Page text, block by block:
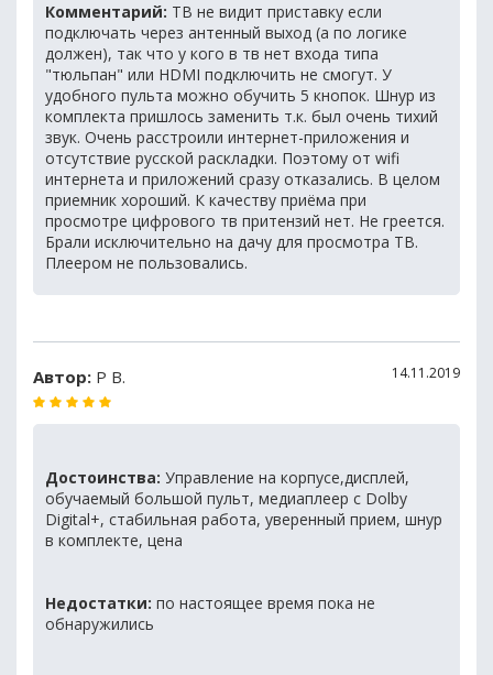
Комментарий: ТВ не видит приставку если
подключать через антенный выход (а по логике
должен), так что у кого в тв нет входа типа
"тюльпан" или HDMI подключить не смогут. У
удобного пульта можно обучить 5 кнопок. Шнур из
комплекта пришлось заменить т.к. был очень тихий
звук. Очень расстроили интернет-приложения и
отсутствие русской раскладки. Поэтому от wifi
интернета и приложений сразу отказались. В целом
приемник хороший. К качеству приёма при
просмотре цифрового тв притензий нет. Не греется.
Брали исключительно на дачу для просмотра ТВ.
Плеером не пользовались.
Автор: Р В. 14.11.2019
Достоинства: Управление на корпусе,дисплей,
обучаемый большой пульт, медиаплеер с Dolby
Digital+, стабильная работа, уверенный прием, шнур
в комплекте, цена
Недостатки: по настоящее время пока не
обнаружились